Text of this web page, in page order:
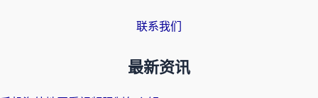
联系我们
最新资讯